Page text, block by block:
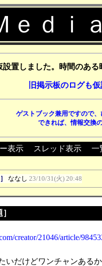
ｅｄｉ
設置しました。時間のあ
旧掲示板のログも
ゲストブック兼用ですので
できれば、情報交換
表示 スレッド表示 一
ななし 23/10/31(火) 20:48
creator/21046/article/
いだけどワンチャンある